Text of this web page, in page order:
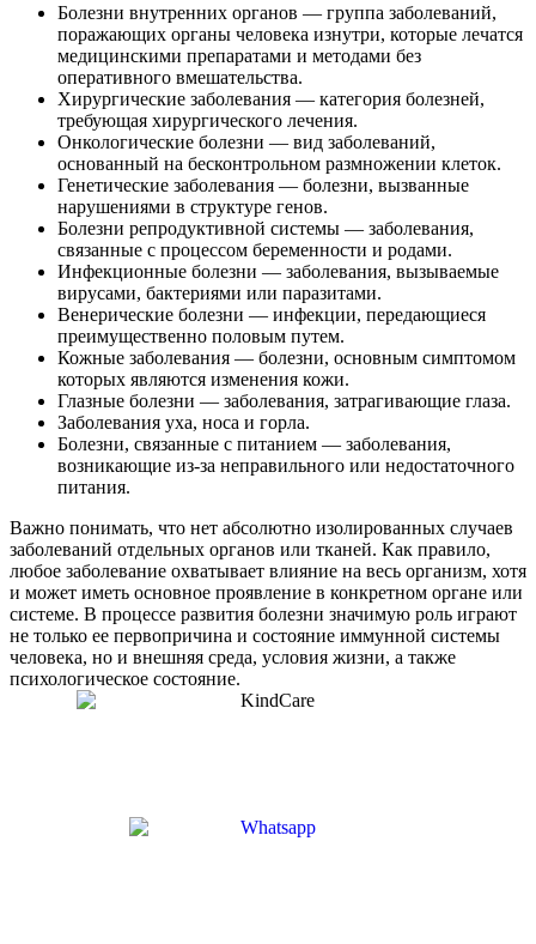
Болезни внутренних органов — группа заболеваний,
поражающих органы человека изнутри, которые лечатся
медицинскими препаратами и методами без
оперативного вмешательства.
Хирургические заболевания — категория болезней,
требующая хирургического лечения.
Онкологические болезни — вид заболеваний,
основанный на бесконтрольном размножении клеток.
Генетические заболевания — болезни, вызванные
нарушениями в структуре генов.
Болезни репродуктивной системы — заболевания,
связанные с процессом беременности и родами.
Инфекционные болезни — заболевания, вызываемые
вирусами, бактериями или паразитами.
Венерические болезни — инфекции, передающиеся
преимущественно половым путем.
Кожные заболевания — болезни, основным симптомом
которых являются изменения кожи.
Глазные болезни — заболевания, затрагивающие глаза.
Заболевания уха, носа и горла.
Болезни, связанные с питанием — заболевания,
возникающие из-за неправильного или недостаточного
питания.
Важно понимать, что нет абсолютно изолированных случаев
заболеваний отдельных органов или тканей. Как правило,
любое заболевание охватывает влияние на весь организм, хотя
и может иметь основное проявление в конкретном органе или
системе. В процессе развития болезни значимую роль играют
не только ее первопричина и состояние иммунной системы
человека, но и внешняя среда, условия жизни, а также
психологическое состояние.